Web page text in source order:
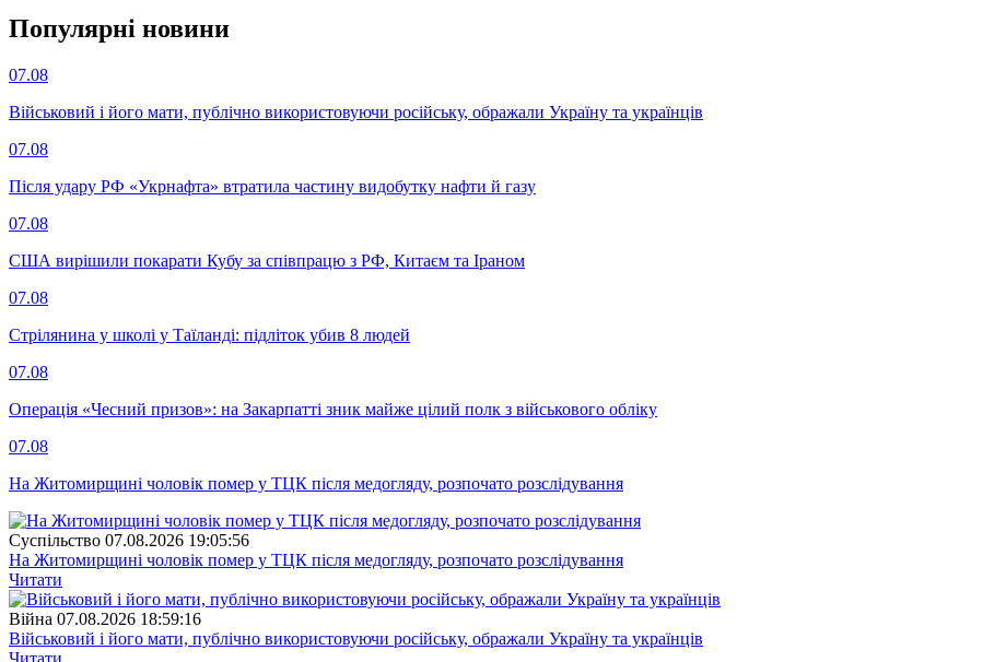
Популярнi новини
07.08
Військовий і його мати, публічно використовуючи російську, ображали Україну та українців
07.08
Після удару РФ «Укрнафта» втратила частину видобутку нафти й газу
07.08
США вирішили покарати Кубу за співпрацю з РФ, Китаєм та Іраном
07.08
Стрілянина у школі у Таїланді: підліток убив 8 людей
07.08
Операція «Чесний призов»: на Закарпатті зник майже цілий полк з військового обліку
07.08
На Житомирщині чоловік помер у ТЦК після медогляду, розпочато розслідування
Суспiльство 07.08.2026 19:05:56
На Житомирщині чоловік помер у ТЦК після медогляду, розпочато розслідування
Читати
Війна 07.08.2026 18:59:16
Військовий і його мати, публічно використовуючи російську, ображали Україну та українців
Читати